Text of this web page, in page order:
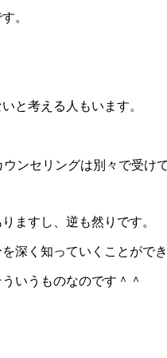
。
と考える人もいます。
ンセリングは別々で受け
ますし、逆も然りです。
深く知っていくことができ
いうものなのです＾＾